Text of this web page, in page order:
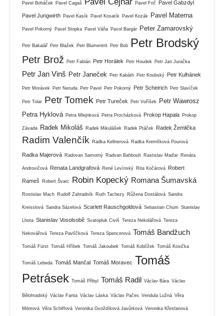
Pavel Boháček Pavel Cagaš Pavel Frič Pavel Gabzdyl
Pavel Jungwirth Pavel Kasík Pavel Kosatík Pavel Kozák Pavel Materna
Pavel Pokorný Pavel Stopka Pavel Váňa Pavol Bargár Peter Zamarovský
Petr Bakalář Petr Blažek Petr Blumentrit Petr Bob Petr Brodský
Petr Brož Petr Fabián Petr Horálek Petr Houdek Petr Jan Juračka
Petr Jan Vinš Petr Janeček Petr Kabáth Petr Koubský Petr Kulhánek
Petr Morávek Petr Neruda Petr Pavel Petr Pokorný Petr Scheirich Petr Slavíček
Petr Tolar Petr Tomek Petr Tureček Petr Voříšek
Petr Wawrosz
Petra Hyklová Petra Mlejnková Petra Procházková Prokop Hapala Prokop
Závada Radek Mikoláš Radek Mikulášek Radek Ptáček Radek Žemlička
Radim Valenčík Radka Kellnerová Radka Kremlíková Pourová
Radka Majerová Radovan Samotný Radvan Bahbouh Rastislav Maďar Renáta
Androvičová Renata Landgrafová René Levínský Rita Kočárová Robert
Rameš Robert Švarc Robin Kopecký Romana Šumavská
Rostislav Mach Rudolf Zahradník Ruth Tachezy Růžena Dostálová Sandra
Kreisslová Sandra Sázelová Scarlett Rauschgoldová Sebastian Chum Stanislav
Lhota Stanislav Vosolsobě Svatopluk Civiš Tereza Nekolářová Tereza
Nekovářová Tereza Pavlíčková Tereza Spencerová Tomáš Bandžuch
Tomáš Fürst Tomáš Hříbek Tomáš Jakoubek Tomáš Koblížek Tomáš Kosička
Tomáš Lebeda Tomáš Mančal Tomáš Moravec Tomáš
Petrásek Tomáš Přibyl Tomáš Radil Václav Bára Václav
Bělohradský Václav Fanta Václav Láska Václav Pačes Vendula Lužná Věra
Milotová Věra Schiffová Veronika Gvoždíková Javůrková Veronika Křesťanová